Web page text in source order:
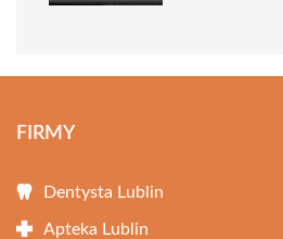
FIRMY
Dentysta Lublin
Apteka Lublin